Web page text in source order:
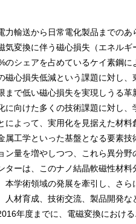
輸送から日常電化製品までの
気変換に伴う磁心損失（エネル
シェアを占めているケイ素鋼
心損失低減という課題に対し
で低い磁心損失を実現しうる
向けた多くの技術課題に対し
よって、実用化を見据えた材
工学といった基盤となる要素
量を増やしつつ、これら異分
ターは、このナノ結晶軟磁性材
学術領域の発展を牽引し、さ
材育成、技術交流、製品開発
年度までに、電磁変換におけ